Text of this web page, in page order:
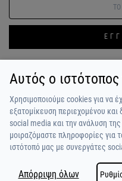
ΣΥΝΔΕΣΗ / ΕΓΓΡΑΦΗ
ΟΡΟΙ ΧΡΗΣΗΣ
ΠΟΙΟΙ ΕΙΜΑΣΤΕ
ΠΛΗΡΩΜΗ /
Αυτός ο
Χρησιμοποιούμε cookies για να
εξατομίκευση περιεχομένου
social media και την ανάλυση
μοιραζόμαστε πληροφορίες για
ιστότοπό μας με συνεργάτες
Απόρριψη όλων